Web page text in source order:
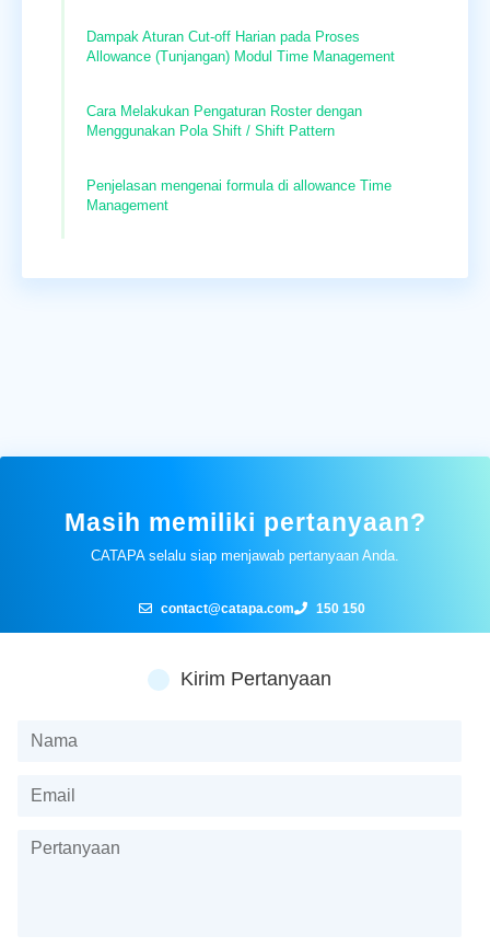
Dampak Aturan Cut-off Harian pada Proses
Allowance (Tunjangan) Modul Time Management
Cara Melakukan Pengaturan Roster dengan
Menggunakan Pola Shift / Shift Pattern
Penjelasan mengenai formula di allowance Time
Management
Masih memiliki pertanyaan?
CATAPA selalu siap menjawab pertanyaan Anda.
contact@catapa.com 150 150
Kirim Pertanyaan